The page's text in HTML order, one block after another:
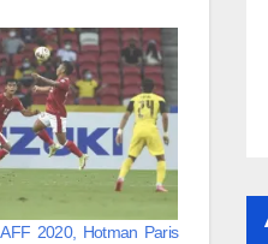
2020, Hotman Paris